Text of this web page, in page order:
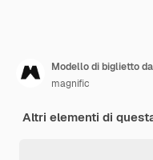
Modello di biglietto
magnific
Altri elementi di